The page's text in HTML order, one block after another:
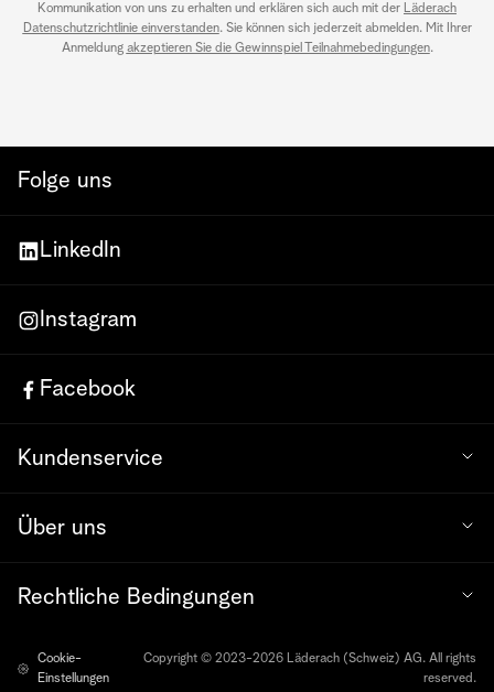
Kommunikation von uns zu erhalten und erklären sich auch mit der Läderach
Datenschutzrichtlinie einverstanden. Sie können sich jederzeit abmelden. Mit Ihrer
Anmeldung akzeptieren Sie die Gewinnspiel Teilnahmebedingungen.
Folge uns
LinkedIn
Instagram
Facebook
Kundenservice
Über uns
Rechtliche Bedingungen
Cookie-
Einstellungen
Copyright © 2023-2026 Läderach (Schweiz) AG. All rights
reserved.